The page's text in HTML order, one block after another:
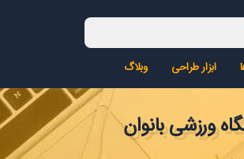
ابزار طراحی وبلاگ
ورزشی بانوان